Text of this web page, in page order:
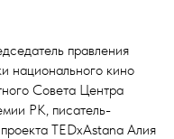
правления
национального кино
Совета Центра
РК, писатель-
TEDxAstana Алия